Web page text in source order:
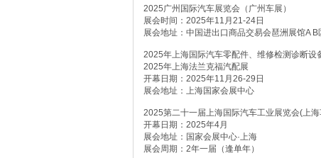
2025广州国际汽车展览会（广州车展）
展会时间：2025年11月21-24日
展会地址：中国进出口商品交易会琶洲展馆A B
2025年上海国际汽车零配件、维修检测诊断设
2025年上海法兰克福汽配展
开幕日期：2025年11月26-29日
展会地址：上海国家会展中心
2025第二十一届上海国际汽车工业展览会(上海
开幕日期：2025年4月
展会地址：国家会展中心·上海
展会周期：2年一届（逢单年）